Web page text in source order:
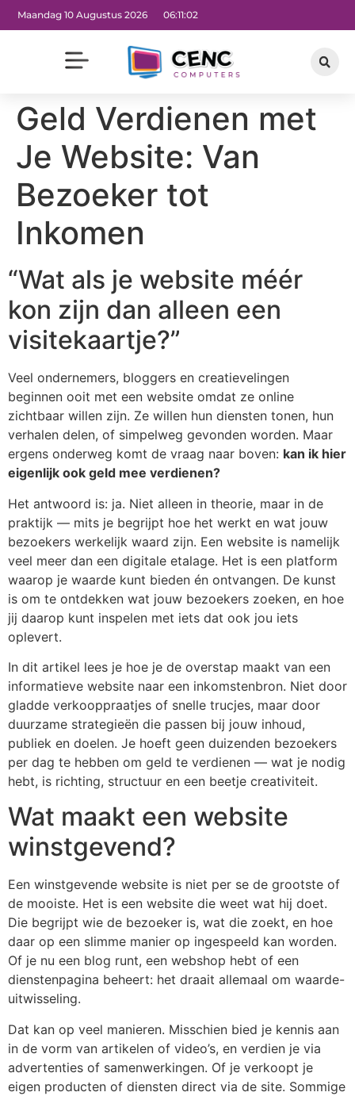
Maandag 10 Augustus 2026 06:11:02
Geld Verdienen met
Je Website: Van
Bezoeker tot
Inkomen
“Wat als je website méér
kon zijn dan alleen een
visitekaartje?”
Veel ondernemers, bloggers en creatievelingen
beginnen ooit met een website omdat ze online
zichtbaar willen zijn. Ze willen hun diensten tonen, hun
verhalen delen, of simpelweg gevonden worden. Maar
ergens onderweg komt de vraag naar boven: kan ik hier
eigenlijk ook geld mee verdienen?
Het antwoord is: ja. Niet alleen in theorie, maar in de
praktijk — mits je begrijpt hoe het werkt en wat jouw
bezoekers werkelijk waard zijn. Een website is namelijk
veel meer dan een digitale etalage. Het is een platform
waarop je waarde kunt bieden én ontvangen. De kunst
is om te ontdekken wat jouw bezoekers zoeken, en hoe
jij daarop kunt inspelen met iets dat ook jou iets
oplevert.
In dit artikel lees je hoe je de overstap maakt van een
informatieve website naar een inkomstenbron. Niet door
gladde verkooppraatjes of snelle trucjes, maar door
duurzame strategieën die passen bij jouw inhoud,
publiek en doelen. Je hoeft geen duizenden bezoekers
per dag te hebben om geld te verdienen — wat je nodig
hebt, is richting, structuur en een beetje creativiteit.
Wat maakt een website
winstgevend?
Een winstgevende website is niet per se de grootste of
de mooiste. Het is een website die weet wat hij doet.
Die begrijpt wie de bezoeker is, wat die zoekt, en hoe
daar op een slimme manier op ingespeeld kan worden.
Of je nu een blog runt, een webshop hebt of een
dienstenpagina beheert: het draait allemaal om waarde-
uitwisseling.
Dat kan op veel manieren. Misschien bied je kennis aan
in de vorm van artikelen of video’s, en verdien je via
advertenties of samenwerkingen. Of je verkoopt je
eigen producten of diensten direct via de site. Sommige